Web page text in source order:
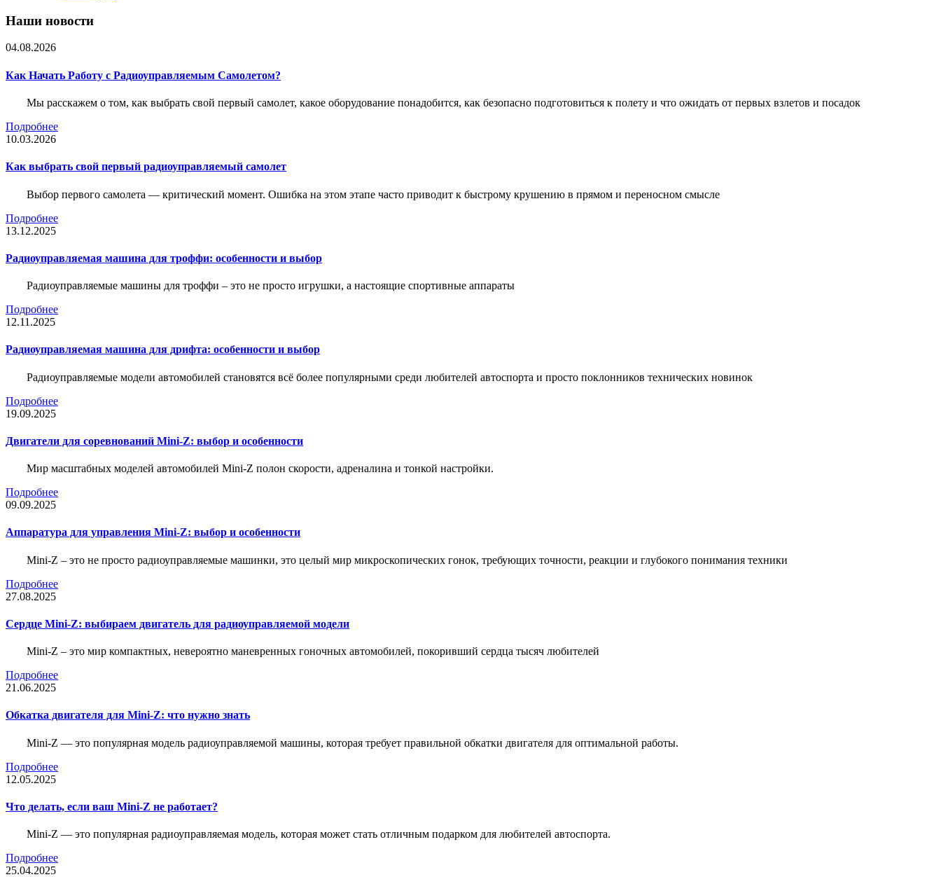
Наши новости
04.08.2026
Как Начать Работу с Радиоуправляемым Самолетом?
Мы расскажем о том, как выбрать свой первый самолет, какое оборудование понадобится, как безопасно подготовиться к полету и что ожидать от первых взлетов и посадок
Подробнее
10.03.2026
Как выбрать свой первый радиоуправляемый самолет
Выбор первого самолета — критический момент. Ошибка на этом этапе часто приводит к быстрому крушению в прямом и переносном смысле
Подробнее
13.12.2025
Радиоуправляемая машина для троффи: особенности и выбор
Радиоуправляемые машины для троффи – это не просто игрушки, а настоящие спортивные аппараты
Подробнее
12.11.2025
Радиоуправляемая машина для дрифта: особенности и выбор
Радиоуправляемые модели автомобилей становятся всё более популярными среди любителей автоспорта и просто поклонников технических новинок
Подробнее
19.09.2025
Двигатели для соревнований Mini-Z: выбор и особенности
Мир масштабных моделей автомобилей Mini-Z полон скорости, адреналина и тонкой настройки.
Подробнее
09.09.2025
Аппаратура для управления Mini-Z: выбор и особенности
Mini-Z – это не просто радиоуправляемые машинки, это целый мир микроскопических гонок, требующих точности, реакции и глубокого понимания техники
Подробнее
27.08.2025
Сердце Mini-Z: выбираем двигатель для радиоуправляемой модели
Mini-Z – это мир компактных, невероятно маневренных гоночных автомобилей, покоривший сердца тысяч любителей
Подробнее
21.06.2025
Обкатка двигателя для Mini-Z: что нужно знать
Mini-Z — это популярная модель радиоуправляемой машины, которая требует правильной обкатки двигателя для оптимальной работы.
Подробнее
12.05.2025
Что делать, если ваш Mini-Z не работает?
Mini-Z — это популярная радиоуправляемая модель, которая может стать отличным подарком для любителей автоспорта.
Подробнее
25.04.2025